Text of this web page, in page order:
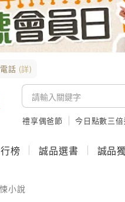
話 (詳)
禮享偶爸節 今日點數三
榜 誠品選書 誠品
小說